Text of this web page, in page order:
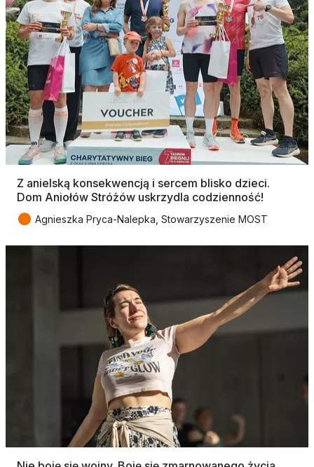
Z anielską konsekwencją i sercem blisko dzieci.
Dom Aniołów Stróżów uskrzydla codzienność!
● Agnieszka Pryca-Nalepka, Stowarzyszenie MOST